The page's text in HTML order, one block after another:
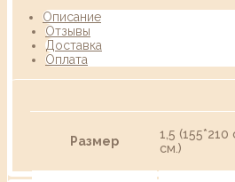
Описание
Отзывы
Доставка
Оплата
Размер
1,5 (155*210
см.)